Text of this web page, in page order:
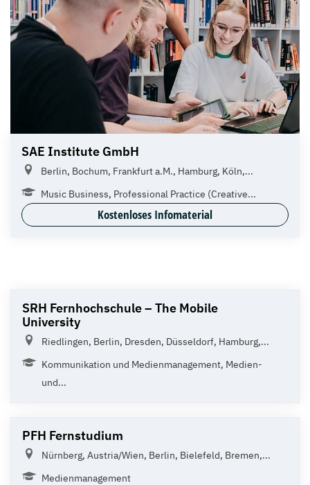
SAE Institute GmbH
Berlin, Bochum, Frankfurt a.M., Hamburg, Köln,...
Music Business, Professional Practice (Creative...
Kostenloses Infomaterial
SRH Fernhochschule – The Mobile
University
Riedlingen, Berlin, Dresden, Düsseldorf, Hamburg,...
Kommunikation und Medienmanagement, Medien-
und...
PFH Fernstudium
Nürnberg, Austria/Wien, Berlin, Bielefeld, Bremen,...
Medienmanagement